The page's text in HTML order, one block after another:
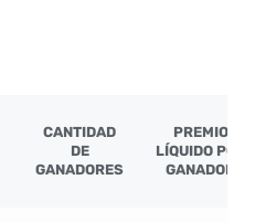
CANTIDAD
DE
GANADORES
PREMIO
LÍQUIDO POR
GANADOR